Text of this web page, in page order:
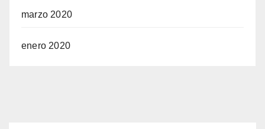
marzo 2020
enero 2020